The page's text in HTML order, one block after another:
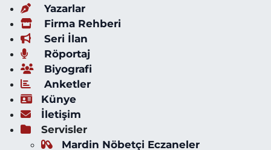
Yazarlar
Firma Rehberi
Seri İlan
Röportaj
Biyografi
Anketler
Künye
İletişim
Servisler
Mardin Nöbetçi Eczaneler